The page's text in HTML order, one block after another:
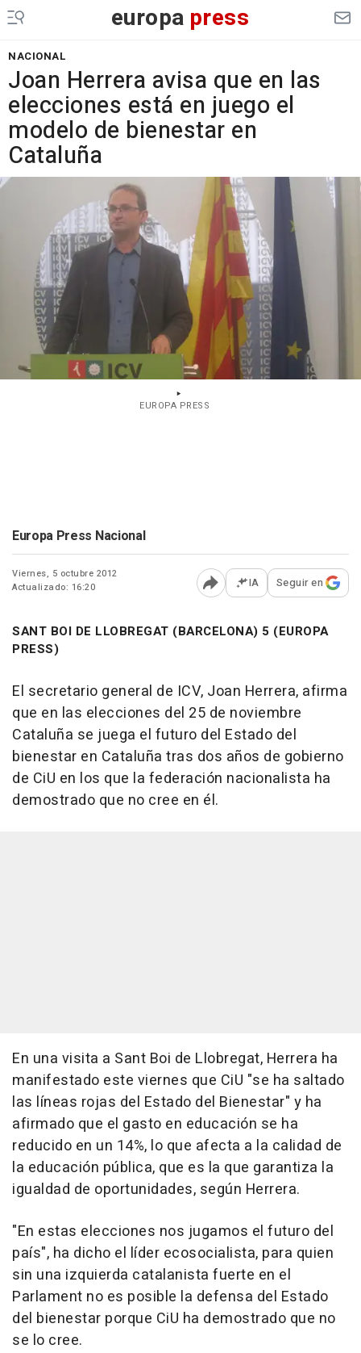
europa press
NACIONAL
Joan Herrera avisa que en las
elecciones está en juego el
modelo de bienestar en
Cataluña
EUROPA PRESS
Europa Press Nacional
Viernes, 5 octubre 2012
Actualizado: 16:20
Abrir opciones para
IA Seguir en
SANT BOI DE LLOBREGAT (BARCELONA) 5 (EUROPA
PRESS)
El secretario general de ICV, Joan Herrera, afirma
que en las elecciones del 25 de noviembre
Cataluña se juega el futuro del Estado del
bienestar en Cataluña tras dos años de gobierno
de CiU en los que la federación nacionalista ha
demostrado que no cree en él.
En una visita a Sant Boi de Llobregat, Herrera ha
manifestado este viernes que CiU "se ha saltado
las líneas rojas del Estado del Bienestar" y ha
afirmado que el gasto en educación se ha
reducido en un 14%, lo que afecta a la calidad de
la educación pública, que es la que garantiza la
igualdad de oportunidades, según Herrera.
"En estas elecciones nos jugamos el futuro del
país", ha dicho el líder ecosocialista, para quien
sin una izquierda catalanista fuerte en el
Parlament no es posible la defensa del Estado
del bienestar porque CiU ha demostrado que no
se lo cree.